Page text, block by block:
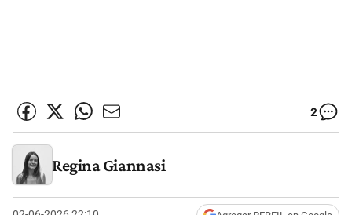
2
Regina Giannasi